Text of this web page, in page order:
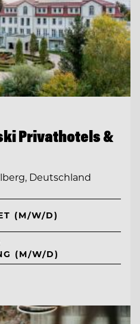
Privathotels &
Deutschland
(M/W/D)
(M/W/D)